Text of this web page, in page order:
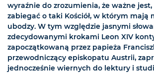
wyraźnie do zrozumienia, że ważne jest,
zabiegać o taki Kościół, w którym mają
ubodzy. W tym względzie jasnymi
zdecydowanymi krokami Leon XIV
zapoczątkowaną przez papieża
przewodniczący episkopatu Austrii,
jednocześnie wiernych do lektury i